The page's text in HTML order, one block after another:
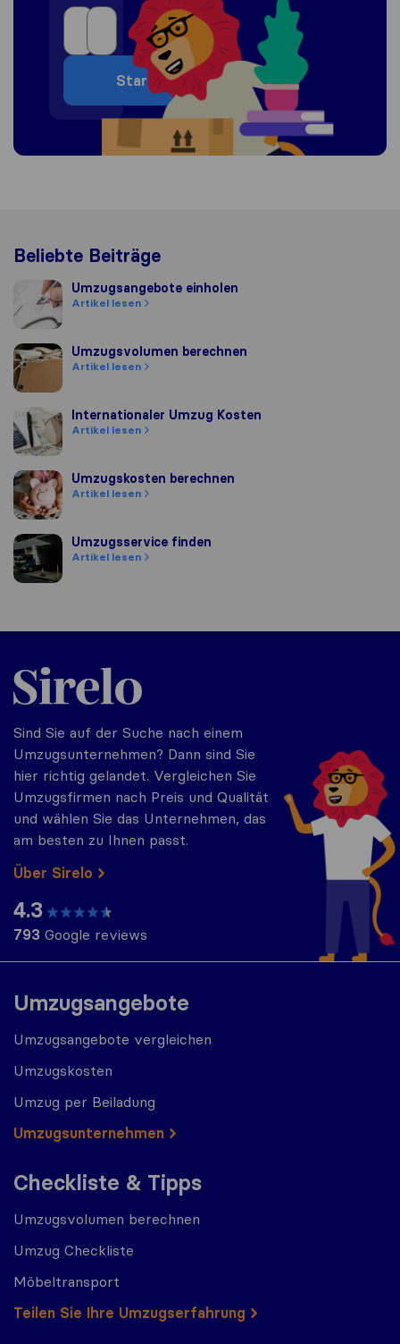
Start
Beliebte Beiträge
Umzugsangebote einholen
Umzugsangebote einholen
Artikel lesen
Umzugsvolumen berechnen
Umzugsvolumen berechnen
Artikel lesen
Internationaler Umzug Kosten
Internationaler Umzug Kosten
Artikel lesen
Umzugskosten berechnen
Umzugskosten berechnen
Artikel lesen
Umzugsservice finden
Umzugsservice finden
Artikel lesen
Umzugsangebote
Umzugsangebote vergleichen
Umzugskosten
Umzug per Beiladung
Umzugs​​unternehmen
Checkliste & Tipps
Umzugsvolumen berechnen
Umzug Checkliste
Möbeltransport
Teilen Sie Ihre Umzugserfahrung
Sirelo.at
Sind Sie auf der Suche nach einem
Umzugsunternehmen? Dann sind Sie
hier richtig gelandet. Vergleichen Sie
Umzugsfirmen nach Preis und Qualität
und wählen Sie das Unternehmen, das
am besten zu Ihnen passt.
Über Sirelo
4.3
793 Google reviews